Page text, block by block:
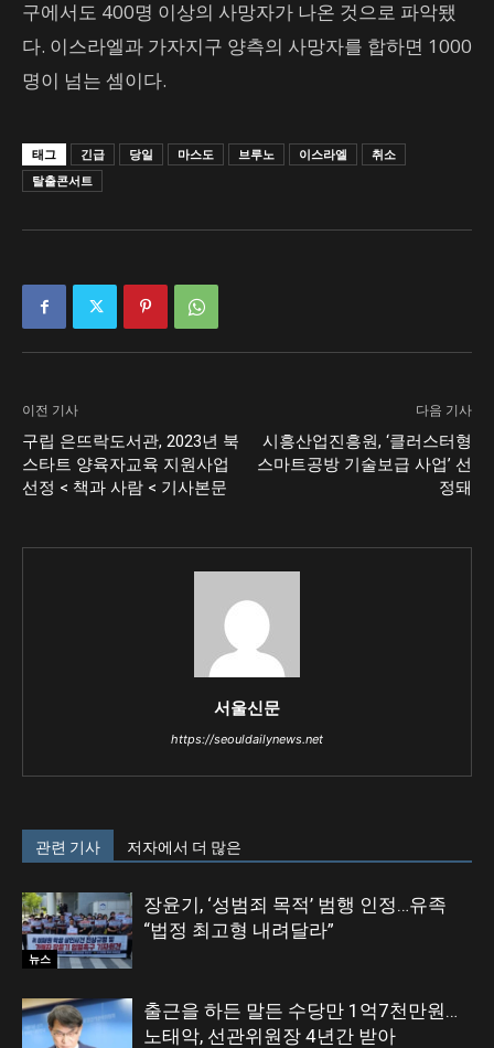
구에서도 400명 이상의 사망자가 나온 것으로 파악됐
다. 이스라엘과 가자지구 양측의 사망자를 합하면 1000
명이 넘는 셈이다.
태그 긴급 당일 마스도 브루노 이스라엘
취소
탈출콘서트
이전 기사
구립 은뜨락도서관, 2023년 북
스타트 양육자교육 지원사업
선정 < 책과 사람 < 기사본문
다음 기사
시흥산업진흥원, ‘클러스터형
스마트공방 기술보급 사업’ 선
정돼
서울신문
https://seouldailynews.net
관련 기사 저자에서 더 많은
뉴스
장윤기, ‘성범죄 목적’ 범행 인정…유족
“법정 최고형 내려달라”
출근을 하든 말든 수당만 1억7천만원…
노태악, 선관위원장 4년간 받아